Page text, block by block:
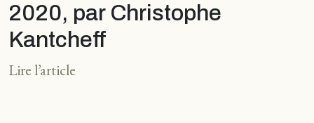
2020, par Christophe
Kantcheff
Lire l’article